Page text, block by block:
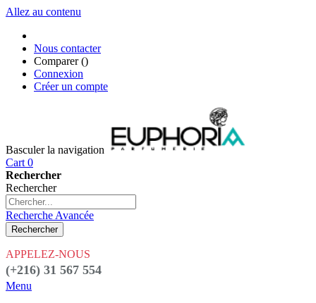
Allez au contenu
Nous contacter
Comparer ()
Connexion
Créer un compte
Basculer la navigation
Cart 0
Rechercher
Rechercher
Recherche Avancée
Rechercher
APPELEZ-NOUS
(+216) 31 567 554
Menu